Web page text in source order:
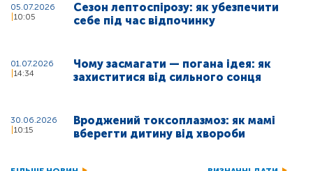
05.07.2026
10:05
Сезон лептоспірозу: як убезпечити
себе під час відпочинку
01.07.2026
14:34
Чому засмагати — погана ідея: як
захиститися від сильного сонця
30.06.2026
10:15
Вроджений токсоплазмоз: як мамі
вберегти дитину від хвороби